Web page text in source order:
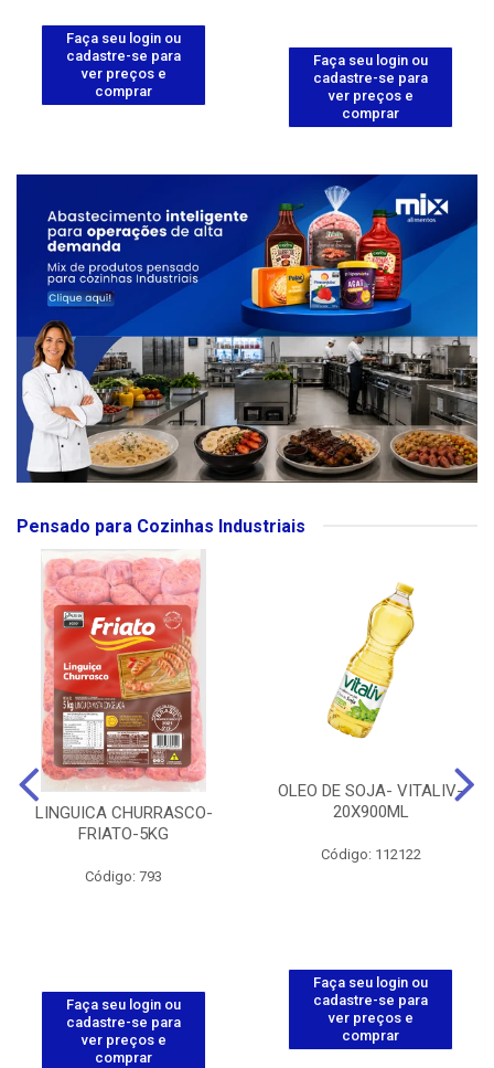
Faça seu login ou
cadastre-se para
ver preços e
comprar
Faça seu login ou
cadastre-se para
ver preços e
comprar
Pensado para Cozinhas Industriais
LINGUICA CHURRASCO-
FRIATO-5KG
Código: 793
Faça seu login ou
cadastre-se para
ver preços e
comprar
OLEO DE SOJA- VITALIV-
20X900ML
Código: 112122
Faça seu login ou
cadastre-se para
ver preços e
comprar